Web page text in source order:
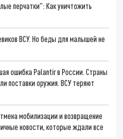
перчатки": Как уничтожить
ВСУ. Но беды для малышей не
ошибка Palantir в России. Страны
поставки оружия. ВСУ теряют
мобилизации и возвращение
новости, которые ждали все